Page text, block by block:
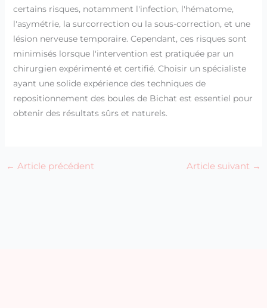
certains risques, notamment l'infection, l'hématome,
l'asymétrie, la surcorrection ou la sous-correction, et une
lésion nerveuse temporaire. Cependant, ces risques sont
minimisés lorsque l'intervention est pratiquée par un
chirurgien expérimenté et certifié. Choisir un spécialiste
ayant une solide expérience des techniques de
repositionnement des boules de Bichat est essentiel pour
obtenir des résultats sûrs et naturels.
← Article précédent Article suivant →